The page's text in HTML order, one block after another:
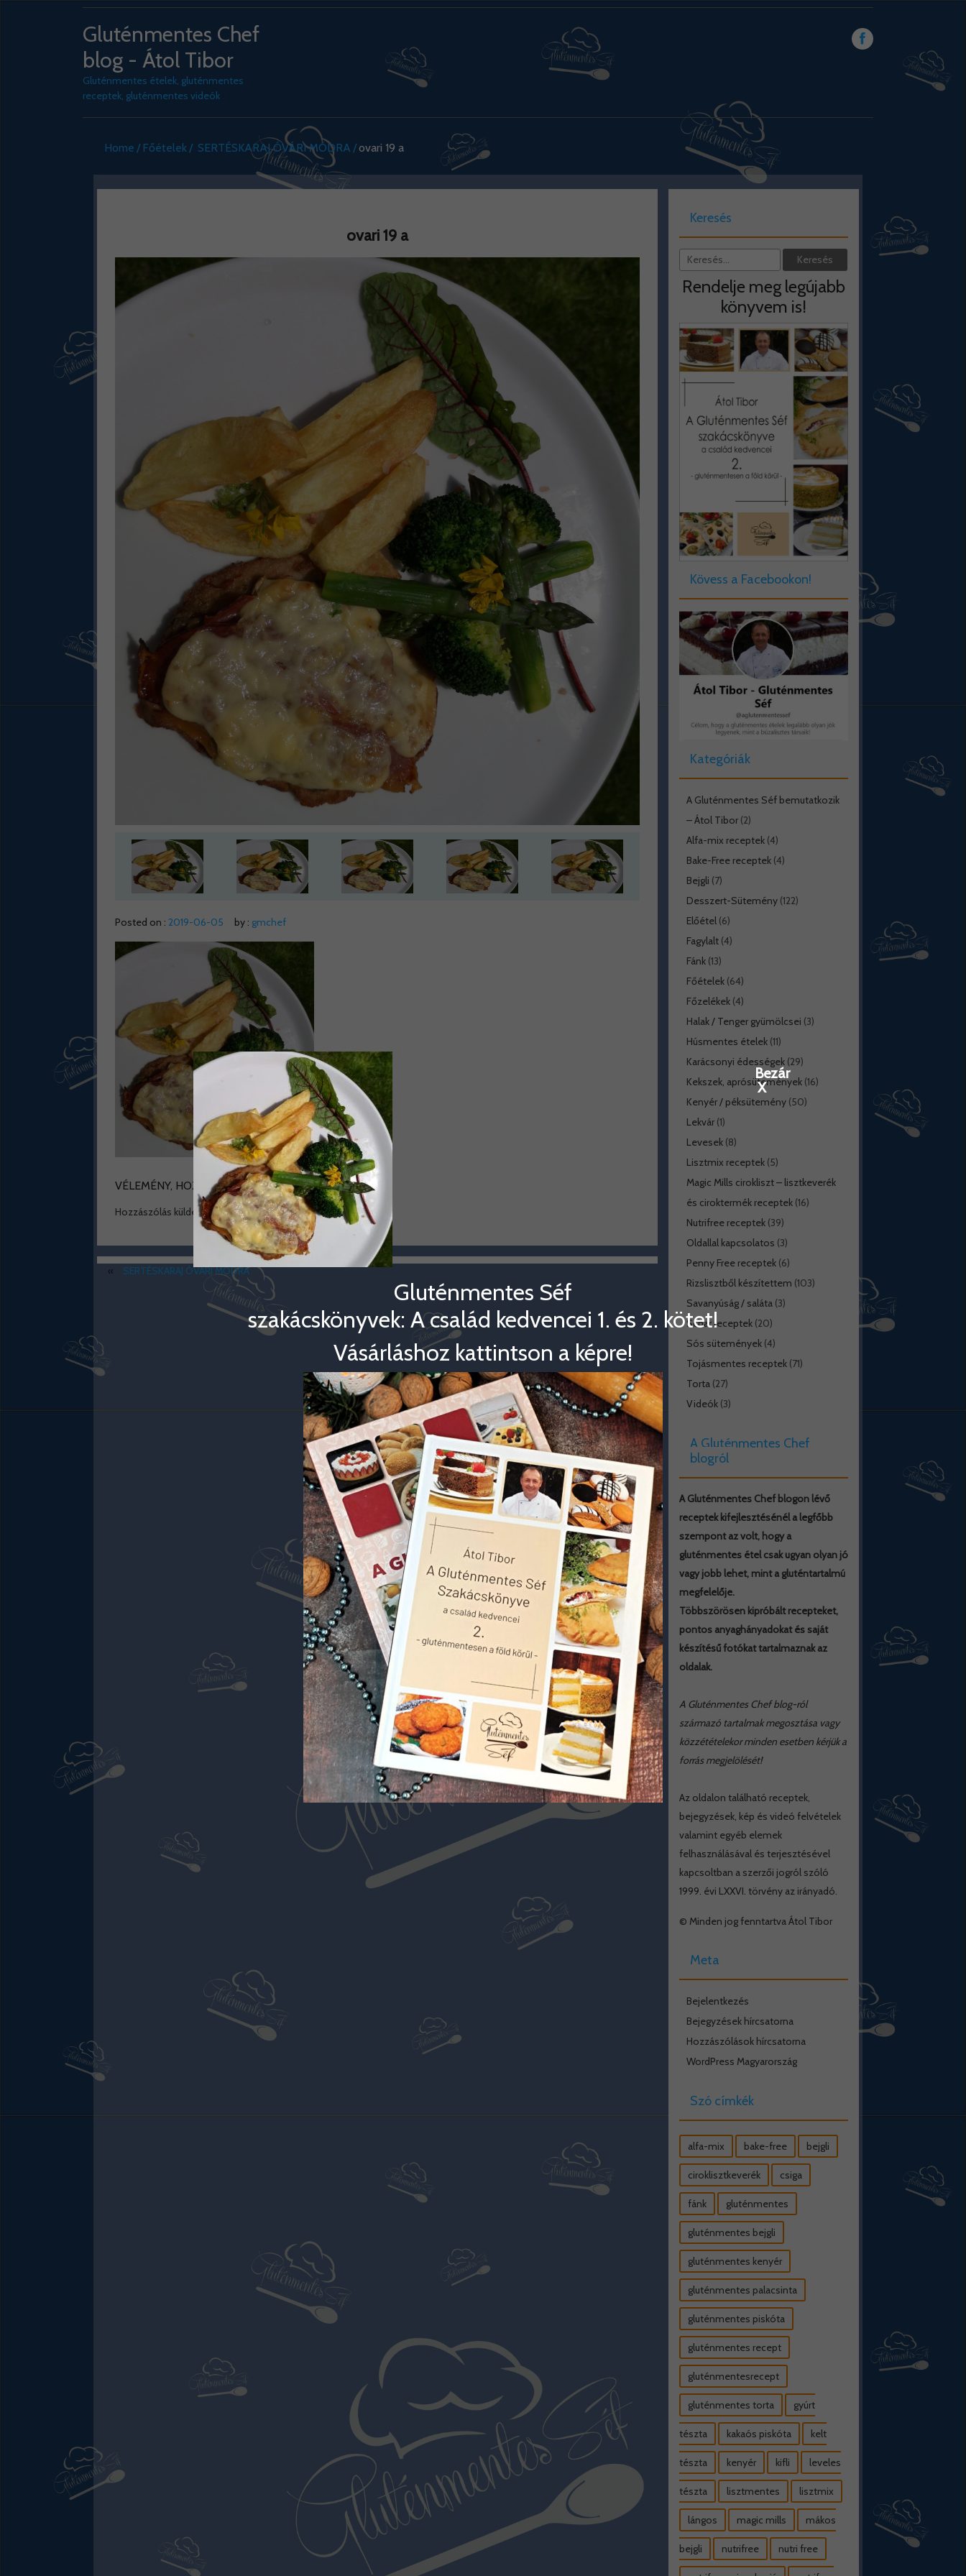
Gluténmentes Chef
blog - Átol Tibor
Gluténmentes ételek, gluténmentes
receptek, gluténmentes videók
Home Főételek SERTÉSKARAJ ÓVÁRI MÓDRA ovari 19 a
ovari 19 a
Posted on : 2019-06-05 by : gmchef
VÉLEMÉNY, HOZZÁSZÓLÁS?
Hozzászólás küldéséhezbe kell jelentkezni.
« SERTÉSKARAJ ÓVÁRI MÓDRA
Keresés
Rendelje meg legújabb
könyvem is!
Kövess a Facebookon!
Kategóriák
A Gluténmentes Séf bemutatkozik
– Átol Tibor(2)
Alfa-mix receptek(4)
Bake-Free receptek(4)
Bejgli (7)
Desszert-Sütemény(122)
Előétel(6)
Fagylalt(4)
Fánk(13)
Főételek(64)
Főzelékek(4)
Halak / Tenger gyümölcsei (3)
Húsmentes ételek(11)
Karácsonyi édességek(29)
Kekszek, aprósütemények(16)
Kenyér / péksütemény(50)
Lekvár(1)
Levesek(8)
Lisztmix receptek(5)
Magic Mills cirokliszt – lisztkeverék
és ciroktermék receptek(16)
Nutrifree receptek(39)
Oldallal kapcsolatos (3)
Penny Free receptek(6)
Rizslisztből készítettem (103)
Savanyúság / saláta(3)
Schar receptek(20)
Sós sütemények(4)
Tojásmentes receptek(71)
Torta(27)
Videók(3)
A Gluténmentes Chef
blogról
A Gluténmentes Chef blogon lévő
receptek kifejlesztésénél a legfőbb
szempont az volt, hogy a
gluténmentes étel csak ugyan olyan jó
vagy jobb lehet, mint a gluténtartalmú
megfelelője.
Többszörösen kipróbált recepteket,
pontos anyaghányadokat és saját
készítésű fotókat tartalmaznak az
oldalak.
A Gluténmentes Chef blog-ról
származó tartalmak megosztása vagy
közzétételekor minden esetben kérjük a
forrás megjelölését!
Az oldalon található receptek,
bejegyzések, kép és videó felvételek
valamint egyéb elemek
felhasználásával és terjesztésével
kapcsoltban a szerzői jogról szóló
1999. évi LXXVI. törvény az irányadó.
© Minden jog fenntartva Átol Tibor
Meta
Bejelentkezés
Bejegyzések hírcsatorna
Hozzászólások hírcsatorna
WordPress Magyarország
Szó címkék
alfa-mix bake-free bejgli
ciroklisztkeverék csiga
fánk gluténmentes
gluténmentes bejgli
gluténmentes kenyér
gluténmentes palacsinta
gluténmentes piskóta
gluténmentes recept
gluténmentesrecept
gluténmentes torta gyúrt
tészta kakaós piskóta kelt
tészta kenyér kifli leveles
tészta lisztmentes lisztmix
lángos magic mills mákos
bejgli nutrifree nutri free
Gluténmentes Séf
szakácskönyvek: A család kedvencei 1. és 2. kötet!
Vásárláshoz kattintson a képre!
Bezár
X